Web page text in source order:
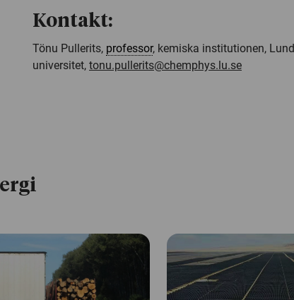
Kontakt:
Tönu Pullerits, professor, kemiska institutionen,
universitet, tonu.pullerits@chemphys.lu.se